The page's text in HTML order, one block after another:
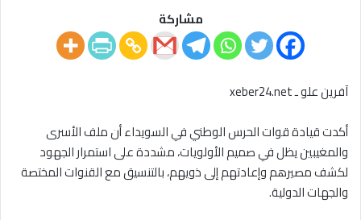
مشاركة
آفرين علو ـ xeber24.net
أكدت قيادة قوات الحرس الوطني في السويداء أن ملف الأسرى
والمغيبين يظل في صميم الأولويات، مشددة على استمرار الجهود
لكشف مصيرهم وإعادتهم إلى ذويهم، بالتنسيق مع القنوات المختصة
والجهات الدولية.